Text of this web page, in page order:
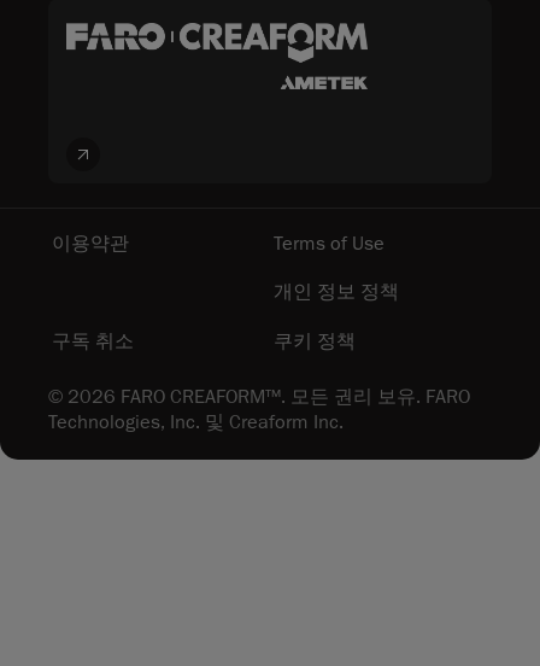
© 2026 FARO CREAFORM™. 모든 권리 보유. FARO
Technologies, Inc. 및 Creaform Inc.
이용약관
Terms of Use
개인 정보 정책
구독 취소 쿠키 정책